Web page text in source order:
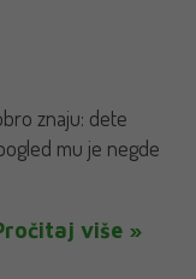
znaju: dete
mu je negde
više »